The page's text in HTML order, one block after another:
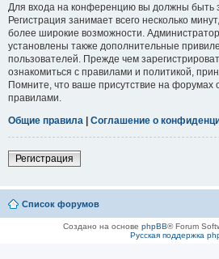
Для входа на конференцию вы должны быть
Регистрация занимает всего несколько
более широкие возможности.
установлены также дополнительные
пользователей. Прежде чем
ознакомиться с правилами и политикой,
Помните, что ваше присутствие на форумах
правилами.
Общие правила | Соглашение о
Регистрация
Список форумов
Создано на основе phpBB® Forum
Русская поддержка